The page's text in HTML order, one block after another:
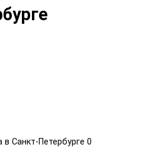
Санкт-Петербурге 0